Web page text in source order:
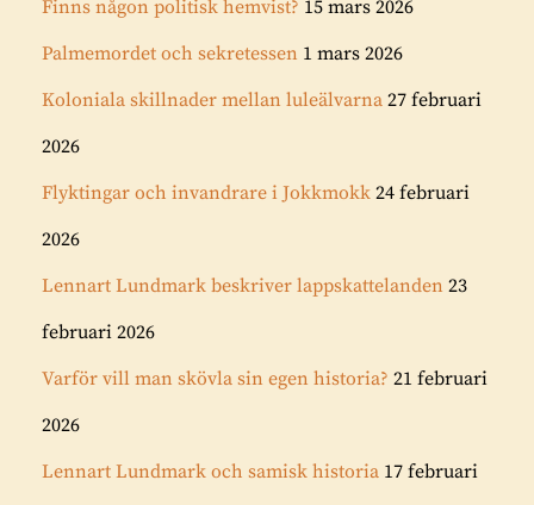
Finns någon politisk hemvist? 15 mars 2026
Palmemordet och sekretessen 1 mars 2026
Koloniala skillnader mellan luleälvarna 27 februari
2026
Flyktingar och invandrare i Jokkmokk 24 februari
2026
Lennart Lundmark beskriver lappskattelanden 23
februari 2026
Varför vill man skövla sin egen historia? 21 februari
2026
Lennart Lundmark och samisk historia 17 februari